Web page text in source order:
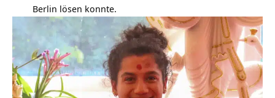
Berlin lösen konnte.